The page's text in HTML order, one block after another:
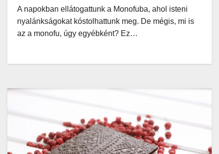
A napokban ellátogattunk a Monofuba, ahol isteni
nyalánkságokat kóstolhattunk meg. De mégis, mi is
az a monofu, úgy egyébként? Ez…